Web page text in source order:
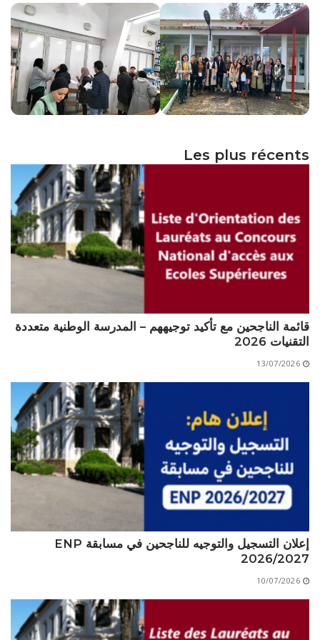
الأقــســــام الـتـحــضـيـريـــة
البرنامج الدراسي
عروض التكوين
التربصات
الشهادات
ميثاق الأداب والأخلاقيات الجامعيةLes plus récents
قائمة الناجحين مع تأكيد توجيههم – المدرسة الوطنية متعددة
التقنيات 2026
13/07/2026
إعلان التسجيل والتوجيه للناجحين في مسابقة ENP
2026/2027
10/07/2026